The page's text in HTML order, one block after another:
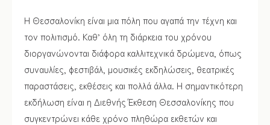
Η Θεσσαλονίκη είναι μια πόλη που αγαπά την τέχνη και
τον πολιτισμό. Καθ’ όλη τη διάρκεια του χρόνου
διοργανώνονται διάφορα καλλιτεχνικά δρώμενα, όπως
συναυλίες, φεστιβάλ, μουσικές εκδηλώσεις, θεατρικές
παραστάσεις, εκθέσεις και πολλά άλλα. Η σημαντικότερη
εκδήλωση είναι η Διεθνής Έκθεση Θεσσαλονίκης που
συγκεντρώνει κάθε χρόνο πληθώρα εκθετών και